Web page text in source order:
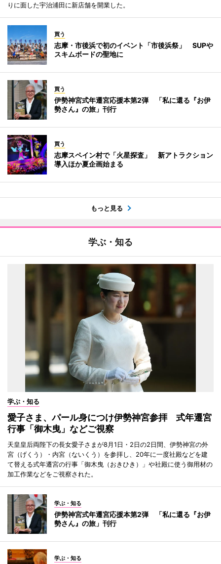
りに面した宇治浦田に新店舗を開業した。
買う
志摩・市後浜で初のイベント「市後浜祭」 SUPや
スキムボードの聖地に
買う
伊勢神宮式年遷宮応援本第2弾 「私に還る『お伊
勢さん』の旅」刊行
買う
志摩スペイン村で「火星探査」 新アトラクション
導入ほか夏企画始まる
もっと見る
学ぶ・知る
学ぶ・知る
愛子さま、パール身につけ伊勢神宮参拝 式年遷宮
行事「御木曳」などご視察
天皇皇后両陛下の長女愛子さまが8月1日・2日の2日間、伊勢神宮の外
宮（げくう）・内宮（ないくう）を参拝し、20年に一度社殿などを建
て替える式年遷宮の行事「御木曳（おきひき）」や社殿に使う御用材の
加工作業などをご視察された。
学ぶ・知る
伊勢神宮式年遷宮応援本第2弾 「私に還る『お伊
勢さん』の旅」刊行
学ぶ・知る